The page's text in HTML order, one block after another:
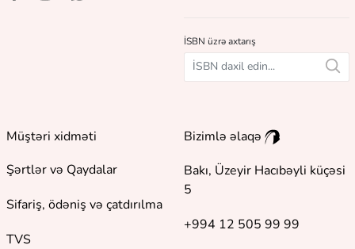
İSBN üzrə axtarış
Müştəri xidməti
Şərtlər və Qaydalar
Sifariş, ödəniş və çatdırılma
TVS
Bizimlə əlaqə
Bakı, Üzeyir Hacıbəyli küçəsi
5
+994 12 505 99 99